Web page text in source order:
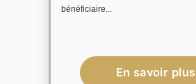
bénéficiaire...
En savoir plus